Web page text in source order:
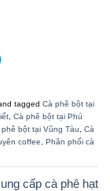
tagged Cà phê bột tại
Cà phê bột tại Phú
phê bột tại Vũng Tàu
Cà
coffee
Phân phối cà
cấp cà phê hạt